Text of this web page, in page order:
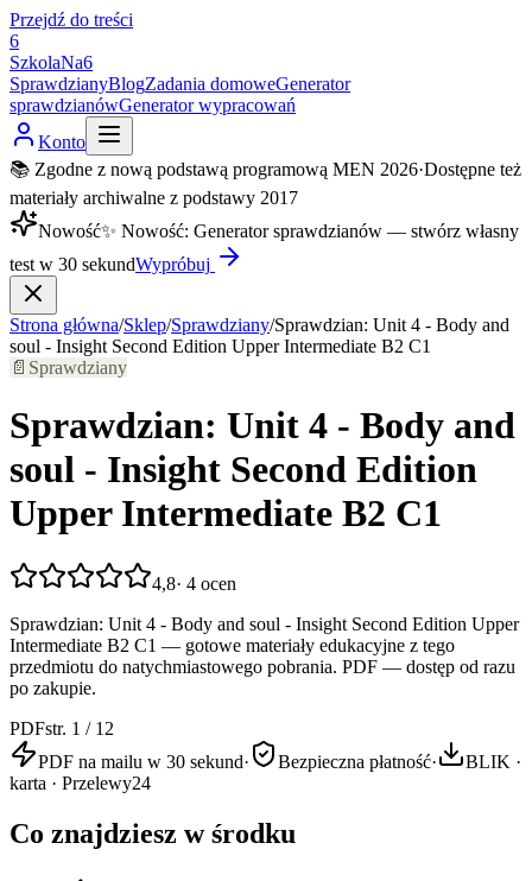
Przejdź do treści
6
SzkolaNa6
SprawdzianyBlogZadania domoweGenerator
sprawdzianówGenerator wypracowań
Konto
📚 Zgodne z nową podstawą programową MEN 2026·Dostępne też
materiały archiwalne z podstawy 2017
Nowość✨ Nowość: Generator sprawdzianów — stwórz własny
test w 30 sekundWypróbuj
Strona główna/Sklep/Sprawdziany/Sprawdzian: Unit 4 - Body and
soul - Insight Second Edition Upper Intermediate B2 C1
📄 Sprawdziany
Sprawdzian: Unit 4 - Body and
soul - Insight Second Edition
Upper Intermediate B2 C1
4,8· 4 ocen
Sprawdzian: Unit 4 - Body and soul - Insight Second Edition Upper
Intermediate B2 C1 — gotowe materiały edukacyjne z tego
przedmiotu do natychmiastowego pobrania. PDF — dostęp od razu
po zakupie.
PDFstr. 1 / 12
PDF na mailu w 30 sekund· Bezpieczna płatność·
BLIK ·
karta · Przelewy24
Co znajdziesz w środku